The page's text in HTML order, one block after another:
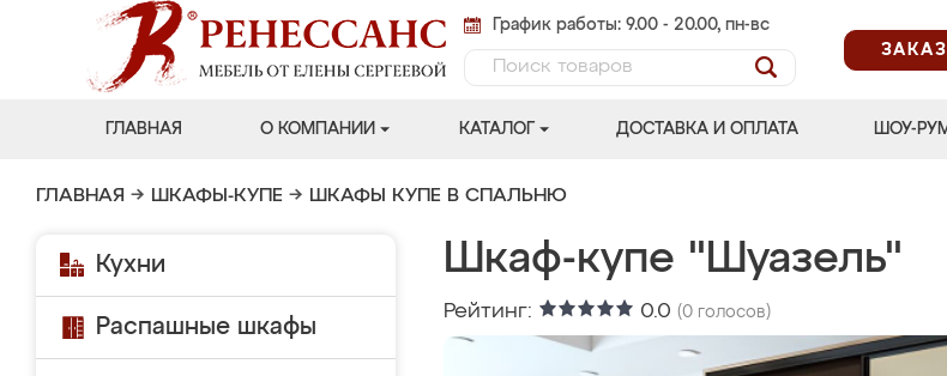
График работы: 9.00 - 20.00, пн-вс
ГЛАВНАЯ О КОМПАНИИ КАТАЛОГ ДОСТАВКА И ОПЛАТА ШОУ-
ГЛАВНАЯ → ШКАФЫ-КУПЕ → ШКАФЫ КУПЕ В СПАЛЬНЮ
Кухни
Распашные шкафы
Шкаф-купе "Шуазель"
Рейтинг: 0.0 (0 голосов)